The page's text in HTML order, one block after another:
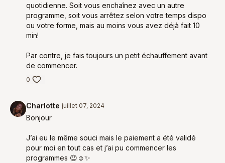
quotidienne. Soit vous enchaînez avec un autre
programme, soit vous arrêtez selon votre temps dispo
ou votre forme, mais au moins vous avez déjà fait 10
min!
Par contre, je fais toujours un petit échauffement avant
de commencer.
0
Charlotte juillet 07, 2024
Bonjour
J’ai eu le même souci mais le paiement a été validé
pour moi en tout cas et j’ai pu commencer les
programmes 😉☺️✨